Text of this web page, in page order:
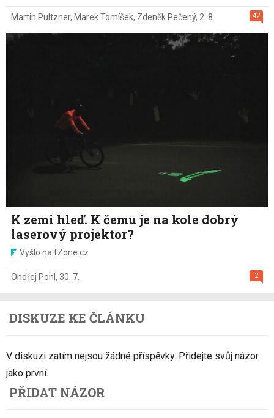
42
Martin Pultzner, Marek Tomíšek, Zdeněk Pečený, 2. 8.
K zemi hleď. K čemu je na kole dobrý
laserový projektor?
Vyšlo na fZone.cz
2
Ondřej Pohl , 30. 7.
DISKUZE KE ČLÁNKU
V diskuzi zatím nejsou žádné příspěvky. Přidejte svůj názor
jako první.
PŘIDAT NÁZOR